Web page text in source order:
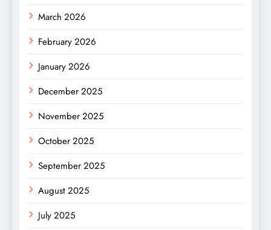
March 2026
February 2026
January 2026
December 2025
November 2025
October 2025
September 2025
August 2025
July 2025